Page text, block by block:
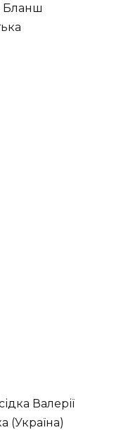
Бланш
Валерії
(Україна)